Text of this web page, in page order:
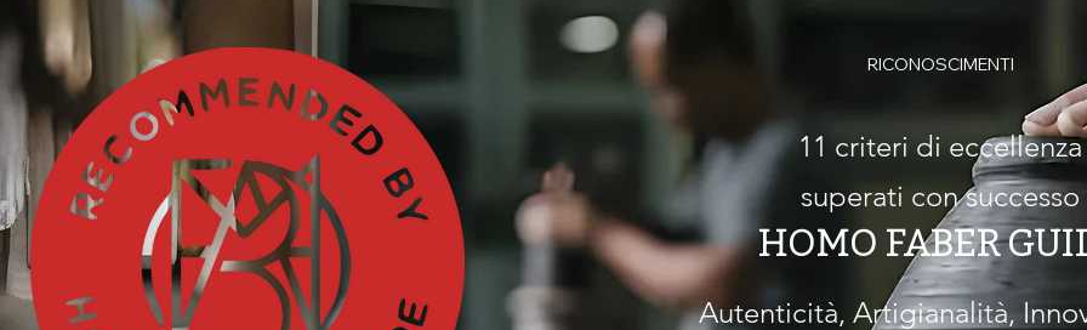
RICONOSCIMENTI
11 criteri di eccellenza
superati con successo
HOMO FABER
Autenticità, Artigianalità,